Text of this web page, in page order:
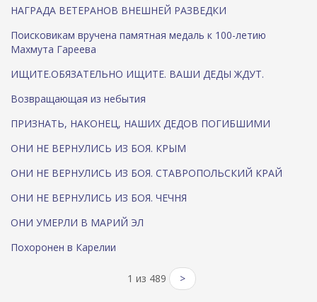
НАГРАДА ВЕТЕРАНОВ ВНЕШНЕЙ РАЗВЕДКИ
Поисковикам вручена памятная медаль к 100-летию
Махмута Гареева
ИЩИТЕ.ОБЯЗАТЕЛЬНО ИЩИТЕ. ВАШИ ДЕДЫ ЖДУТ.
Возвращающая из небытия
ПРИЗНАТЬ, НАКОНЕЦ, НАШИХ ДЕДОВ ПОГИБШИМИ
ОНИ НЕ ВЕРНУЛИСЬ ИЗ БОЯ. КРЫМ
ОНИ НЕ ВЕРНУЛИСЬ ИЗ БОЯ. СТАВРОПОЛЬСКИЙ КРАЙ
ОНИ НЕ ВЕРНУЛИСЬ ИЗ БОЯ. ЧЕЧНЯ
ОНИ УМЕРЛИ В МАРИЙ ЭЛ
Похоронен в Карелии
1 из 489 >